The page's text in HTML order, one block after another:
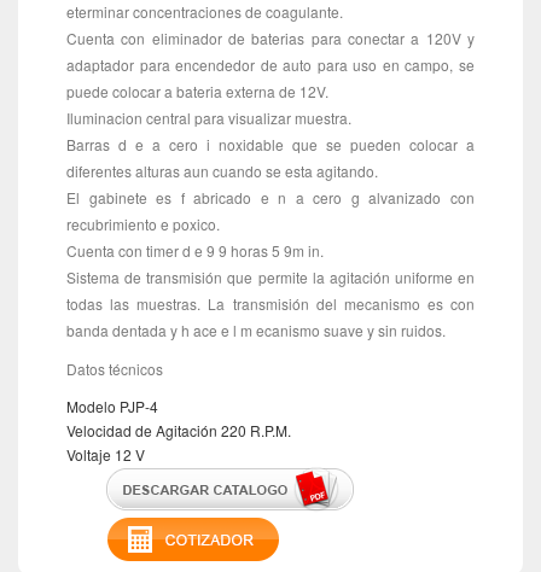
eterminar concentraciones de coagulante.
Cuenta con eliminador de baterias para conectar a 120V y
adaptador para encendedor de auto para uso en campo, se
puede colocar a bateria externa de 12V.
Iluminacion central para visualizar muestra.
Barras d e a cero i noxidable que se pueden colocar a
diferentes alturas aun cuando se esta agitando.
El gabinete es f abricado e n a cero g alvanizado con
recubrimiento e poxico.
Cuenta con timer d e 9 9 horas 5 9m in.
Sistema de transmisión que permite la agitación uniforme en
todas las muestras. La transmisión del mecanismo es con
banda dentada y h ace e l m ecanismo suave y sin ruidos.
Datos técnicos
Modelo PJP-4
Velocidad de Agitación 220 R.P.M.
Voltaje 12 V